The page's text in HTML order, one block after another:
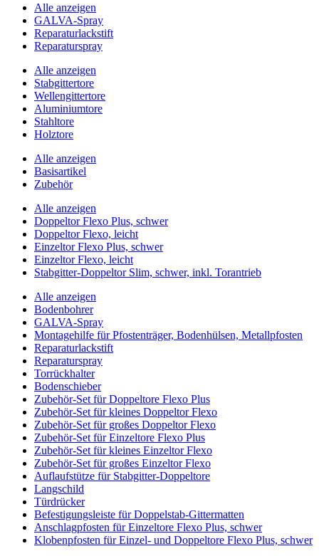
Alle anzeigen
GALVA-Spray
Reparaturlackstift
Reparaturspray
Alle anzeigen
Stabgittertore
Wellengittertore
Aluminiumtore
Stahltore
Holztore
Alle anzeigen
Basisartikel
Zubehör
Alle anzeigen
Doppeltor Flexo Plus, schwer
Doppeltor Flexo, leicht
Einzeltor Flexo Plus, schwer
Einzeltor Flexo, leicht
Stabgitter-Doppeltor Slim, schwer, inkl. Torantrieb
Alle anzeigen
Bodenbohrer
GALVA-Spray
Montagehilfe für Pfostenträger, Bodenhülsen, Metallpfosten
Reparaturlackstift
Reparaturspray
Torrückhalter
Bodenschieber
Zubehör-Set für Doppeltore Flexo Plus
Zubehör-Set für kleines Doppeltor Flexo
Zubehör-Set für großes Doppeltor Flexo
Zubehör-Set für Einzeltore Flexo Plus
Zubehör-Set für kleines Einzeltor Flexo
Zubehör-Set für großes Einzeltor Flexo
Auflaufstütze für Stabgitter-Doppeltore
Langschild
Türdrücker
Befestigungsleiste für Doppelstab-Gittermatten
Anschlagpfosten für Einzeltore Flexo Plus, schwer
Klobenpfosten für Einzel- und Doppeltore Flexo Plus, schwer